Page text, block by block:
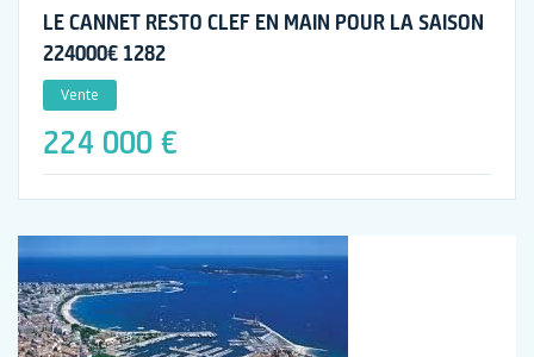
LE CANNET RESTO CLEF EN MAIN POUR LA SAISON
224000€ 1282
Vente
224 000 €